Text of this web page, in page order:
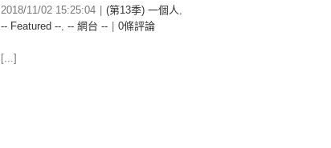
2018/11/02 15:25:04 (第13季) 一個人,
-- Featured --, -- 網台 -- 0條評論
[...]